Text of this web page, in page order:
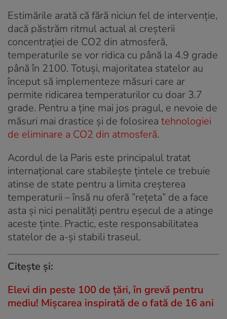
Estimările arată că fără niciun fel de intervenție,
dacă păstrăm ritmul actual al creșterii
concentrației de CO2 din atmosferă,
temperaturile se vor ridica cu până la 4.9 grade
până în 2100. Totuși, majoritatea statelor au
început să implementeze măsuri care ar
permite ridicarea temperaturilor cu doar 3.7
grade. Pentru a ține mai jos pragul, e nevoie de
măsuri mai drastice și de folosirea tehnologiei
de eliminare a CO2 din atmosferă.
Acordul de la Paris este principalul tratat
internațional care stabilește țintele ce trebuie
atinse de state pentru a limita creșterea
temperaturii – însă nu oferă ”rețeta” de a face
asta și nici penalități pentru eșecul de a atinge
aceste ținte. Practic, este responsabilitatea
statelor de a-și stabili traseul.
Citește și:
Elevi din peste 100 de țări, în grevă pentru
mediu! Mișcarea inspirată de o fată de 16 ani